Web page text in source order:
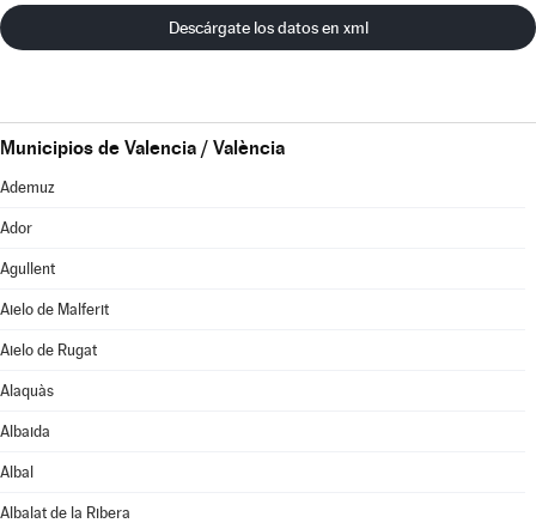
Descárgate los datos en xml
Municipios de Valencia / València
Ademuz
Ador
Agullent
Aielo de Malferit
Aielo de Rugat
Alaquàs
Albaida
Albal
Albalat de la Ribera